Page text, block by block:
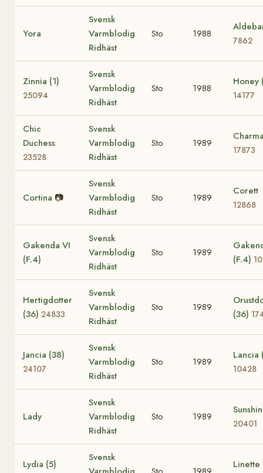
Yora
Svensk
Varmblodig
Ridhäst
Sto 1988
7862
Zinnia (1)
25094
Svensk
Varmblodig
Ridhäst
Sto 1988
Honey
14177
Chic
Duchess
23528
Svensk
Varmblodig
Ridhäst
Sto 1989
17873
Cortina 📷
Svensk
Varmblodig
Ridhäst
Sto 1989
Corett
12868
Gakenda VI
(F.4)
Svensk
Varmblodig
Ridhäst
Sto 1989
(F.4)
Hertigdotter
(36) 24833
Svensk
Varmblodig
Ridhäst
Sto 1989
(36)
Jancia (38)
24107
Svensk
Varmblodig
Ridhäst
Sto 1989
Lancia
10428
Lady
Svensk
Varmblodig
Ridhäst
Sto 1989
20401
Lydia (5)
Svensk
Linette